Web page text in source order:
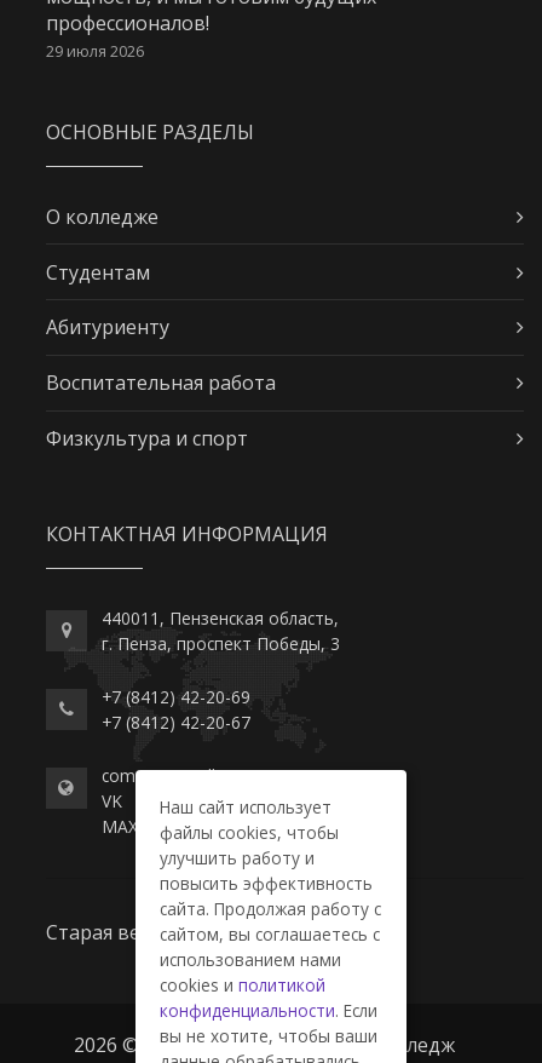
профессионалов!
29 июля 2026
ОСНОВНЫЕ РАЗДЕЛЫ
О колледже
Студентам
Абитуриенту
Воспитательная работа
Физкультура и спорт
КОНТАКТНАЯ ИНФОРМАЦИЯ
440011, Пензенская область,
г. Пенза, проспект Победы, 3
+7 (8412) 42-20-69
+7 (8412) 42-20-67
commerce-college.ru
VK
MAX
Старая версия сайта
2026 © ГАПОУ ПО "Пензенский колледж
Наш сайт использует
файлы cookies, чтобы
улучшить работу и
повысить эффективность
сайта. Продолжая работу с
сайтом, вы соглашаетесь с
использованием нами
cookies и политикой
конфиденциальности. Если
вы не хотите, чтобы ваши